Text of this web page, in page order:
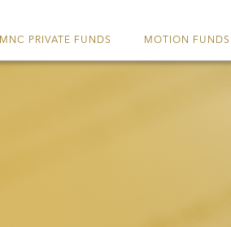
MNC PRIVATE FUNDS MOTION FUNDS